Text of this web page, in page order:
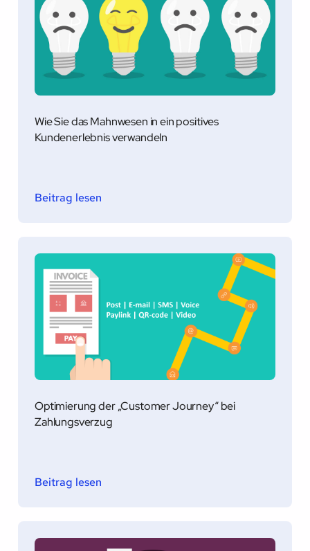
Wie Sie das Mahnwesen in ein positives
Kundenerlebnis verwandeln
Beitrag lesen
Optimierung der „Customer Journey“ bei
Zahlungsverzug
Beitrag lesen